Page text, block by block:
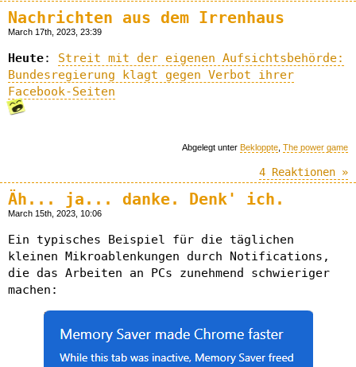
Nachrichten aus dem Irrenhaus
March 17th, 2023, 23:39
Heute: Streit mit der eigenen Aufsichtsbehörde:
Bundesregierung klagt gegen Verbot ihrer
Facebook-Seiten
Abgelegt unter Bekloppte The power game
4 Reaktionen »
Äh... ja... danke. Denk' ich.
March 15th, 2023, 10:06
Ein typisches Beispiel für die täglichen
kleinen Mikroablenkungen durch Notifications,
die das Arbeiten an PCs zunehmend schwieriger
machen: